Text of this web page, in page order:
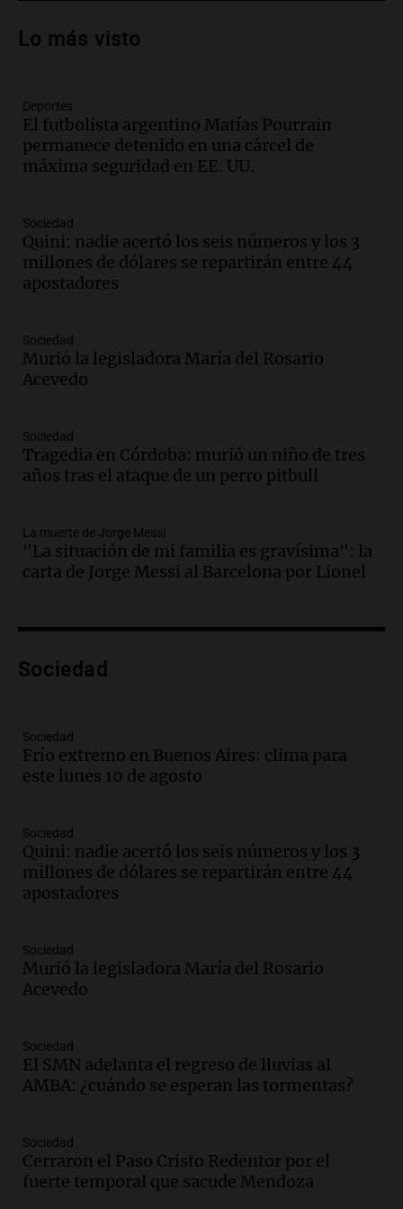
hablaron de su obra en Cadena 3
Audio.
recuerdo del paso de Juan Pablo II: "Te
traspasaba con la mirada"
Amamos los Domingos
Audio.
un imperdible cordobés para los
amantes de la astronomía
Amamos los Domingos
la historia del club de Irlanda
revolucionado por hinchas argentinos
Amamos los Domingos
Audio.
argentino regresa al país tras conflicto
con Brasil
Audio.Bomberos asisten a senderista
con fractura de tobillo en refugio Doña
Rosa
Episodios
investigación internacional sobre asma
Episodios
Audio.Suspenden descuento en SUBE y
aumentan tarifas del SUBTE en Buenos
Episodios
Audio.Kicillof critica la desregulación
financiera y el aumento de la morosidad
Episodios
Audio.La UNT evalúa apelación ante la
Corte Suprema tras fallo que aparta a
Episodios
Audio.El cardenal Ángel Rossi advirtió
Santa Misa
Episodios
Audio.La Bulaya se prepara para el cierre
Lo más visto
Deportes
El futbolista argentino Matías Pourrain
permanece detenido en una cárcel de
máxima seguridad en EE. UU.
Sociedad
Quini: nadie acertó los seis números y los 3
millones de dólares se repartirán entre 44
apostadores
Sociedad
Murió la legisladora María del Rosario
Acevedo
Sociedad
Tragedia en Córdoba: murió un niño de tres
años tras el ataque de un perro pitbull
La muerte de Jorge Messi
"La situación de mi familia es gravísima": la
carta de Jorge Messi al Barcelona por Lionel
Sociedad
Sociedad
Frío extremo en Buenos Aires: clima para
este lunes 10 de agosto
Sociedad
Quini: nadie acertó los seis números y los 3
millones de dólares se repartirán entre 44
apostadores
Sociedad
Murió la legisladora María del Rosario
Acevedo
Sociedad
El SMN adelanta el regreso de lluvias al
AMBA: ¿cuándo se esperan las tormentas?
Sociedad
Cerraron el Paso Cristo Redentor por el
fuerte temporal que sacude Mendoza